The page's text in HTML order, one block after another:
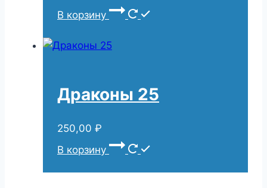
В корзину
Драконы 25
250,00 ₽
В корзину